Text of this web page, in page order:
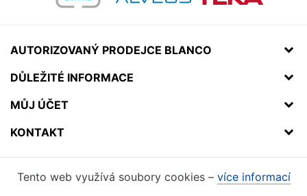
AUTORIZOVANÝ PRODEJCE BLANCO
DŮLEŽITÉ INFORMACE
MŮJ ÚČET
KONTAKT
Tento web využívá soubory cookies – více informací